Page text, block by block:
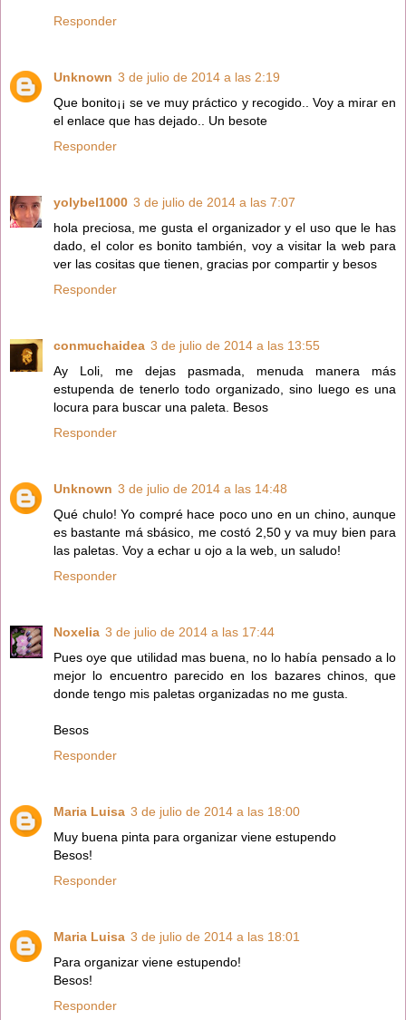
Responder
Unknown 3 de julio de 2014 a las 2:19
Que bonito¡¡ se ve muy práctico y recogido.. Voy a mirar en
el enlace que has dejado.. Un besote
Responder
yolybel1000 3 de julio de 2014 a las 7:07
hola preciosa, me gusta el organizador y el uso que le has
dado, el color es bonito también, voy a visitar la web para
ver las cositas que tienen, gracias por compartir y besos
Responder
conmuchaidea 3 de julio de 2014 a las 13:55
Ay Loli, me dejas pasmada, menuda manera más
estupenda de tenerlo todo organizado, sino luego es una
locura para buscar una paleta. Besos
Responder
Unknown 3 de julio de 2014 a las 14:48
Qué chulo! Yo compré hace poco uno en un chino, aunque
es bastante má sbásico, me costó 2,50 y va muy bien para
las paletas. Voy a echar u ojo a la web, un saludo!
Responder
Noxelia 3 de julio de 2014 a las 17:44
Pues oye que utilidad mas buena, no lo había pensado a lo
mejor lo encuentro parecido en los bazares chinos, que
donde tengo mis paletas organizadas no me gusta.
Besos
Responder
Maria Luisa 3 de julio de 2014 a las 18:00
Muy buena pinta para organizar viene estupendo
Besos!
Responder
Maria Luisa 3 de julio de 2014 a las 18:01
Para organizar viene estupendo!
Besos!
Responder